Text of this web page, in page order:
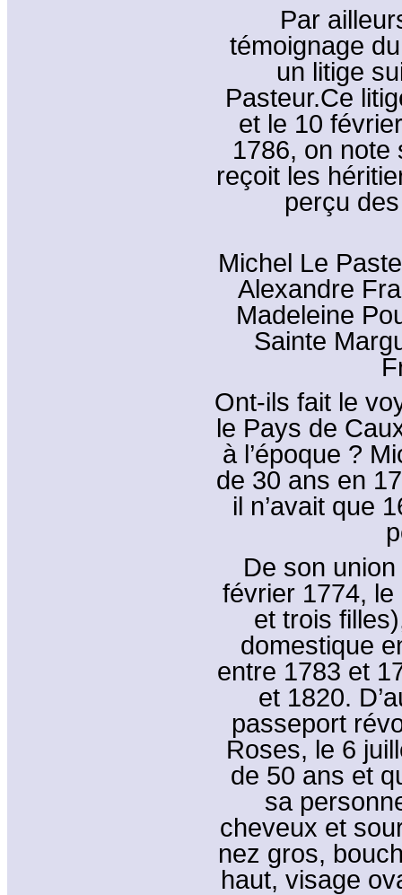
Par
témoignage
un litige
Pasteur.Ce
et le 10
1786, on note
reçoit les
perçu
Michel Le
Alexandre
Madeleine
Sainte
Ont-ils fait le
le Pays de
à l’époque ?
de 30 ans en
il n’avait que
De son
février 1774,
et trois
domestique
entre 1783 et
et 1820.
passeport
Roses, le 6
de 50 ans et
sa
cheveux et
nez gros,
haut, visage